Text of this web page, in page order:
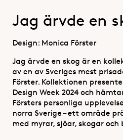
Jag ärvde en
Design: Monica Förster
Jag ärvde en skog är en
av en av Sveriges mest
Förster. Kollektionen
Design Week 2024 och
Försters personliga
norra Sverige – ett område
med myrar, sjöar, skogar och